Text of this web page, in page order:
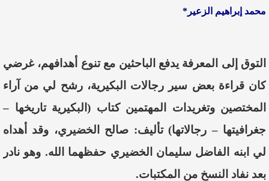
محمد إبراهيم الزعير*
التوق إلى المعرفة يدفع الباحثين مع تنوع أهدافهم، غرضي
كان قراءة بعض سير رجالات البكيرية، رشح لي من آراء
المختصين وتغريدات المهتمين كتاب (البكيرية تاريخها –
جغرافيتها – رجالاتها) تأليف: صالح الخضيري، وقد أهداه
لي ابنه الفاضل سليمان الخضيري حفظهما الله. وهو نادر
بعد نفاد النسخ من المكتبات.